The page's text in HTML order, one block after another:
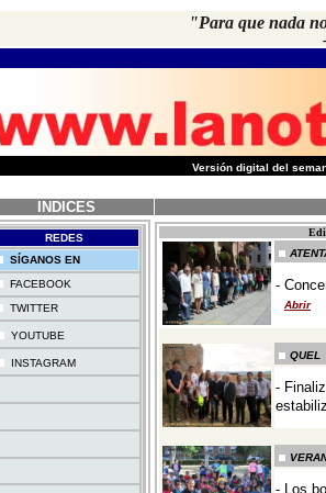
"Para que nada
Versión digital del
INDICES